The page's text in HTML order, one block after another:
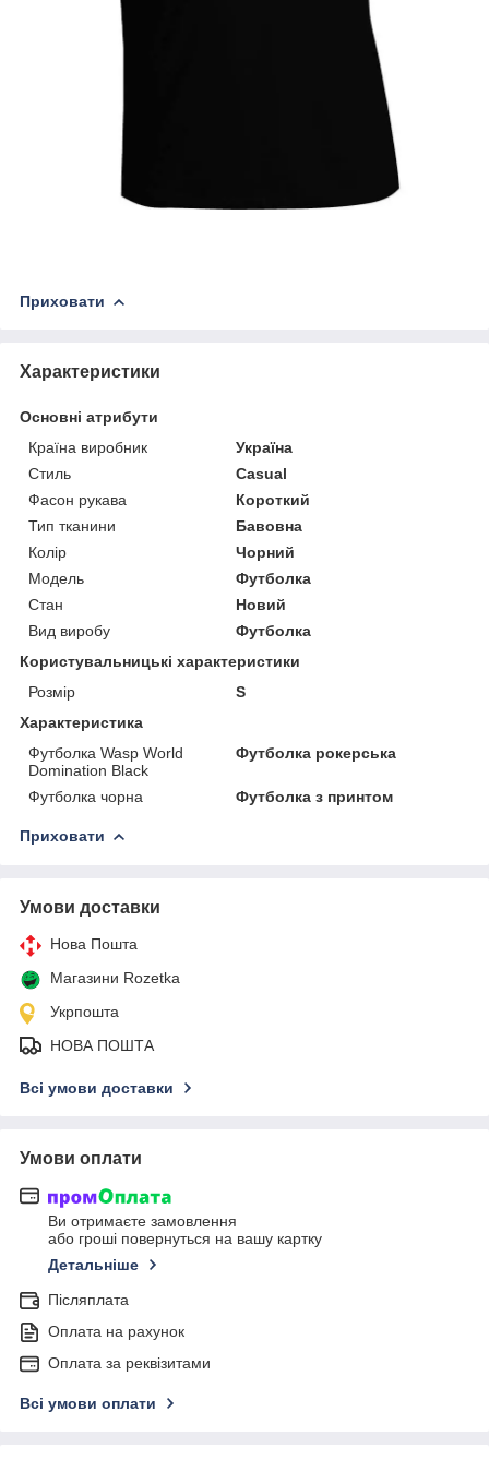
Приховати
Характеристики
Основні атрибути
Країна виробник
Україна
Стиль
Casual
Фасон рукава
Короткий
Тип тканини
Бавовна
Колір
Чорний
Модель
Футболка
Стан
Новий
Вид виробу
Футболка
Користувальницькі характеристики
Розмір
S
Характеристика
Футболка Wasp World
Domination Black
Футболка рокерська
Футболка чорна Футболка з принтом
Приховати
Умови доставки
Нова Пошта
Магазини Rozetka
Укрпошта
НОВА ПОШТА
Всі умови доставки
Умови оплати
Ви отримаєте замовлення
або гроші повернуться на вашу картку
Детальніше
Післяплата
Оплата на рахунок
Оплата за реквізитами
Всі умови оплати